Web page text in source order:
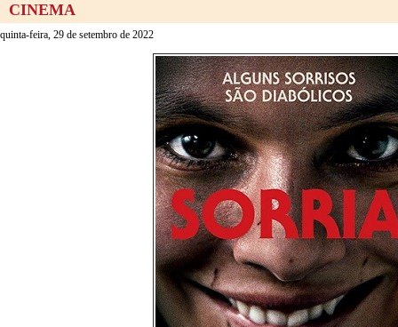
CINEMA
quinta-feira, 29 de setembro de 2022